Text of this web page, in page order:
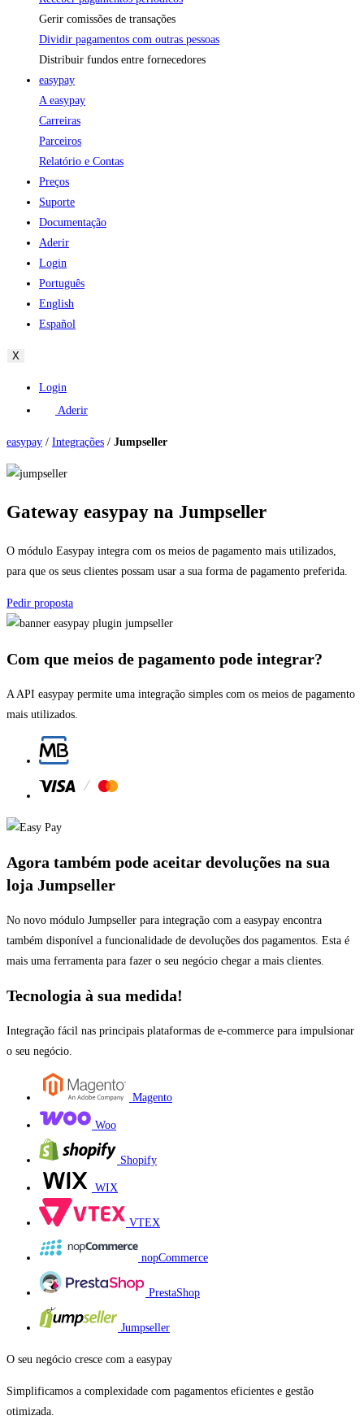
Gerir comissões de transações
Dividir pagamentos com outras pessoas
Distribuir fundos entre fornecedores
easypay
A easypay
Carreiras
Parceiros
Relatório e Contas
Preços
Suporte
Documentação
Aderir
Login
Português
English
Español
X
Login
Aderir
easypay / Integrações / Jumpseller
Gateway easypay na Jumpseller
O módulo Easypay integra com os meios de pagamento mais utilizados,
para que os seus clientes possam usar a sua forma de pagamento preferida.
Pedir proposta
Com que meios de pagamento pode integrar?​
A API easypay permite uma integração simples com os meios de pagamento
mais utilizados.
Agora também pode aceitar devoluções na sua
loja Jumpseller
No novo módulo Jumpseller para integração com a easypay encontra
também disponível a funcionalidade de devoluções dos pagamentos. Esta é
mais uma ferramenta para fazer o seu negócio chegar a mais clientes.
Tecnologia à sua medida!
Integração fácil nas principais plataformas de e-commerce para impulsionar
o seu negócio.
Magento
Woo
Shopify
WIX
VTEX
nopCommerce
PrestaShop
Jumpseller
O seu negócio cresce com a easypay
Simplificamos a complexidade com pagamentos eficientes e gestão
otimizada.